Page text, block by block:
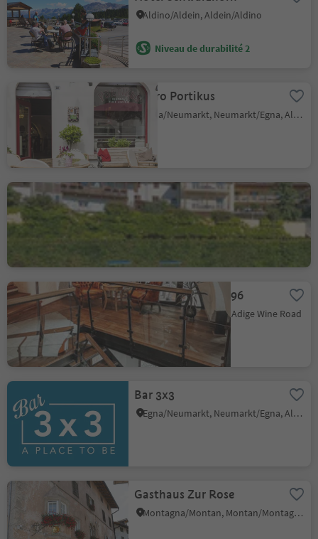
Aldino/Aldein, Aldein/Aldino
Niveau de durabilité 2
Bistro Portikus
Egna/Neumarkt, Neumarkt/Egna, Alto Adige Wine Road
Albergo Aquila D'Oro
Amalia Pernter 1896
Salorno/Salurn, Alto Adige Wine Road
Bar 3x3
Egna/Neumarkt, Neumarkt/Egna, Alto Adige Wine Road
Gasthaus Zur Rose
Montagna/Montan, Montan/Montagna, Alto Adige Wine Road